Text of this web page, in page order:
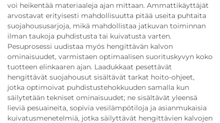
voi heikentää materiaaleja ajan mittaan. Ammattikäyttäjät
arvostavat erityisesti mahdollisuutta pitää useita puhtaita
suojahoususarjoja, mikä mahdollistaa jatkuvan toiminnan
ilman taukoja puhdistusta tai kuivatusta varten.
Pesuprosessi uudistaa myös hengittävän kalvon
ominaisuudet, varmistaen optimaalisen suorituskyvyn koko
tuotteen elinkaaren ajan. Laadukkaat pesettävät
hengittävät suojahousut sisältävät tarkat hoito-ohjeet,
jotka optimoivat puhdistustehokkuuden samalla kun
säilytetään tekniset ominaisuudet; ne sisältävät yleensä
lieviä pesuaineita, sopivia vesilämpötiloja ja asianmukaisia
kuivatusmenetelmiä, jotka säilyttävät hengittävien kalvojen